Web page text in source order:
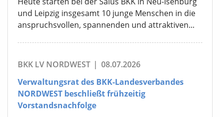
und Leipzig insgesamt 10 junge Menschen in die
anspruchsvollen, spannenden und attraktiven...
BKK LV NORDWEST | 08.07.2026
Verwaltungsrat des BKK-Landesverbandes
NORDWEST beschließt frühzeitig
Vorstandsnachfolge